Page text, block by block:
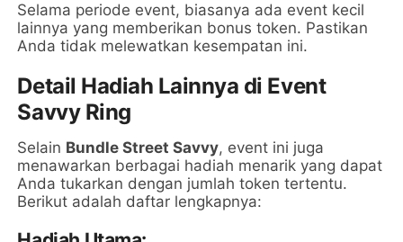
Selama periode event, biasanya ada event kecil
lainnya yang memberikan bonus token. Pastikan
Anda tidak melewatkan kesempatan ini.
Detail Hadiah Lainnya di Event
Savvy Ring
Selain Bundle Street Savvy, event ini juga
menawarkan berbagai hadiah menarik yang dapat
Anda tukarkan dengan jumlah token tertentu.
Berikut adalah daftar lengkapnya: